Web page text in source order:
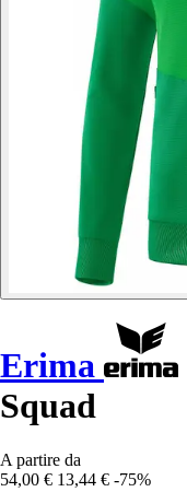
Erima
Squad
A partire da
54,00 € 13,44 € -75%